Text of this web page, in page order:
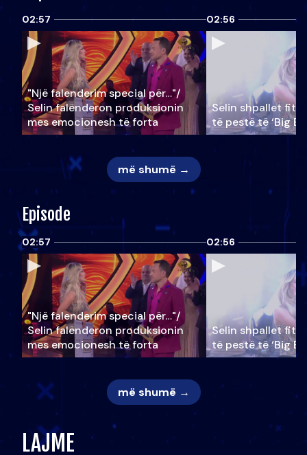
02:57
"Një falenderim special për…"/
Selin falënderon produksionin
mes emocionesh të forta
02:56
Selin shpallet
të pestë të ‘Big
më shumë →
Episode
02:57
"Një falenderim special për…"/
Selin falënderon produksionin
mes emocionesh të forta
02:56
Selin shpallet
të pestë të ‘Big
më shumë →
LAJME